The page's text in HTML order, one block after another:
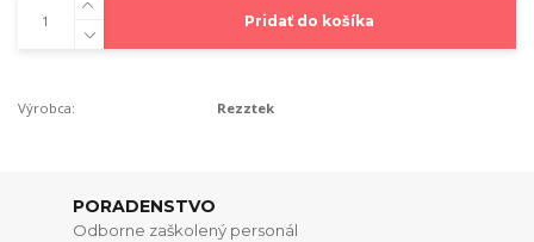
Pridať do košíka
Výrobca: Rezztek
PORADENSTVO
Odborne zaškolený personál